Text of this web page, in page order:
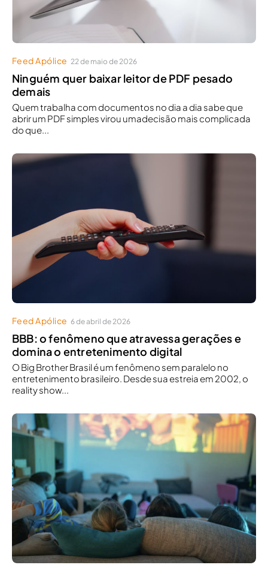
Feed Apólice 22 de maio de 2026
Ninguém quer baixar leitor de PDF pesado
demais
Quem trabalha com documentos no dia a dia sabe que
abrir um PDF simples virou umadecisão mais complicada
do que...
Feed Apólice 6 de abril de 2026
BBB: o fenômeno que atravessa gerações e
domina o entretenimento digital
O Big Brother Brasil é um fenômeno sem paralelo no
entretenimento brasileiro. Desde sua estreia em 2002, o
reality show...